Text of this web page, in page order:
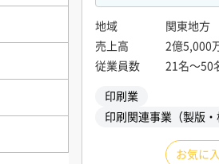
地域
関東地方
売上高
2億5,000
従業員数
21名〜50
印刷業
印刷関連事業（製版・
お気に